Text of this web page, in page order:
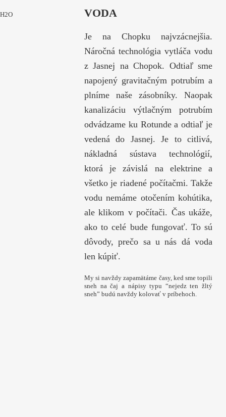
H2O VODA
Je na Chopku najvzácnejšia.
Náročná technológia vytláča vodu
z Jasnej na Chopok. Odtiaľ sme
napojený gravitačným potrubím a
plníme naše zásobníky. Naopak
kanalizáciu výtlačným potrubím
odvádzame ku Rotunde a odtiaľ je
vedená do Jasnej. Je to citlivá,
nákladná sústava technológií,
ktorá je závislá na elektrine a
všetko je riadené počítačmi. Takže
vodu nemáme otočením kohútika,
ale klikom v počítači. Čas ukáže,
ako to celé bude fungovať. To sú
dôvody, prečo sa u nás dá voda
len kúpiť.
My si navždy zapamätáme časy, ked sme topili
sneh na čaj a nápisy typu “nejedz ten žltý
sneh” budú navždy kolovať v príbehoch.